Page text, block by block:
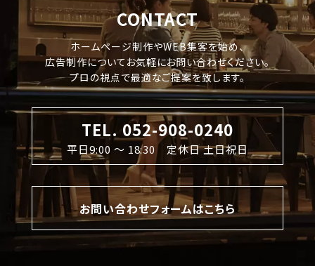
CONTACT
ホームページ制作やWEB集客を始め、
広告制作についてお気軽にお問い合わせください。
プロの視点で最適なご提案を致します。
TEL. 052-908-0240
平日9:00 〜 18:30 定休日 土日祝日
お問い合わせフォームはこちら